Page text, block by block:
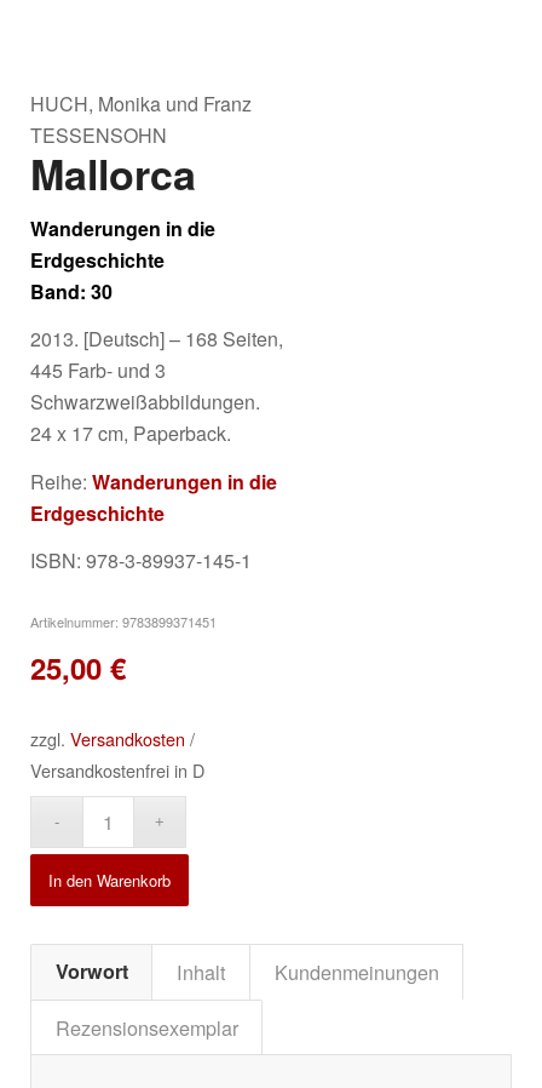
HUCH, Monika und Franz
TESSENSOHN
Mallorca
Wanderungen in die
Erdgeschichte
Band: 30
2013. [Deutsch] – 168 Seiten,
445 Farb- und 3
Schwarzweißabbildungen.
24 x 17 cm, Paperback.
Reihe: Wanderungen in die
Erdgeschichte
ISBN: 978-3-89937-145-1
Artikelnummer: 9783899371451
25,00 €
zzgl. Versandkosten /
Versandkostenfrei in D
In den Warenkorb
Vorwort Inhalt
Kundenmeinungen
Rezensionsexemplar